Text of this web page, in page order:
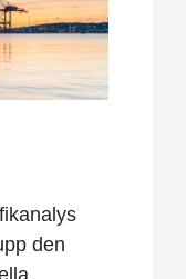
den